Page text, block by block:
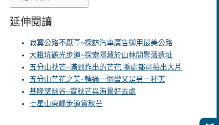
延伸閱讀
寂寞公路不厭亭~探訪汽車廣告御用最美公路
大粗坑觀光步道~探索隱藏於山林間聚落遺址
五分山秋芒~滿到炸出的芒花 隨處都可拍出大片
五分山芒花之美~轉過一個彎又是另一種美
基隆望幽谷~賞秋芒與海景好去處
七星山東峰步道賞秋芒